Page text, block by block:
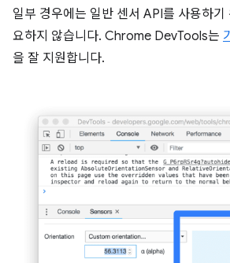
일부 경우에는 일반 센서 API를 사용하기
요하지 않습니다. Chrome DevTools는
을 잘 지원합니다.